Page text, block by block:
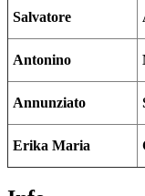
Salvatore
Antonino
Annunziato
Erika Maria